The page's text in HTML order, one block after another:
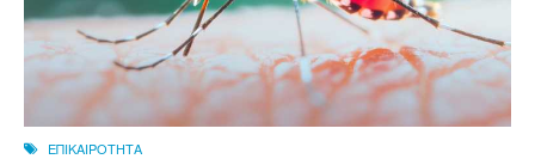
ΕΠΙΚΑΙΡΟΤΗΤΑ